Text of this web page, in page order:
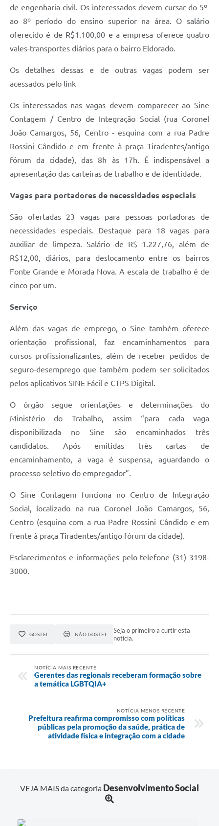
de engenharia civil. Os interessados devem cursar do 5º
ao 8º período do ensino superior na área. O salário
oferecido é de R$1.100,00 e a empresa oferece quatro
vales-transportes diários para o bairro Eldorado.
Os detalhes dessas e de outras vagas podem ser
acessados pelo link
Os interessados nas vagas devem comparecer ao Sine
Contagem / Centro de Integração Social (rua Coronel
João Camargos, 56, Centro - esquina com a rua Padre
Rossini Cândido e em frente à praça Tiradentes/antigo
fórum da cidade), das 8h às 17h. É indispensável a
apresentação das carteiras de trabalho e de identidade.
Vagas para portadores de necessidades especiais
São ofertadas 23 vagas para pessoas portadoras de
necessidades especiais. Destaque para 18 vagas para
auxiliar de limpeza. Salário de R$ 1.227,76, além de
R$12,00, diários, para deslocamento entre os bairros
Fonte Grande e Morada Nova. A escala de trabalho é de
cinco por um.
Serviço
Além das vagas de emprego, o Sine também oferece
orientação profissional, faz encaminhamentos para
cursos profissionalizantes, além de receber pedidos de
seguro-desemprego que também podem ser solicitados
pelos aplicativos SINE Fácil e CTPS Digital.
O órgão segue orientações e determinações do
Ministério do Trabalho, assim “para cada vaga
disponibilizada no Sine são encaminhados três
candidatos. Após emitidas três cartas de
encaminhamento, a vaga é suspensa, aguardando o
processo seletivo do empregador”.
O Sine Contagem funciona no Centro de Integração
Social, localizado na rua Coronel João Camargos, 56,
Centro (esquina com a rua Padre Rossini Cândido e em
frente à praça Tiradentes/antigo fórum da cidade).
Esclarecimentos e informações pelo telefone (31) 3198-
3000.
GOSTEI NÃO GOSTEI
Seja o primeiro a curtir esta
notícia.
NOTÍCIA MAIS RECENTE
Gerentes das regionais receberam formação sobre
a temática LGBTQIA+
NOTÍCIA MENOS RECENTE
Prefeitura reafirma compromisso com políticas
públicas pela promoção da saúde, prática de
atividade física e integração com a cidade
VEJA MAIS da categoria Desenvolvimento Social